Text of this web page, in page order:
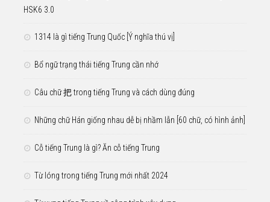
HSK6 3.0
1314 là gì tiếng Trung Quốc [Ý nghĩa thú vị]
Bổ ngữ trạng thái tiếng Trung cần nhớ
Câu chữ 把 trong tiếng Trung và cách dùng đúng
Những chữ Hán giống nhau dễ bị nhầm lẫn [60 chữ, có hình ảnh]
Cỗ tiếng Trung là gì? Ăn cỗ tiếng Trung
Từ lóng trong tiếng Trung mới nhất 2024